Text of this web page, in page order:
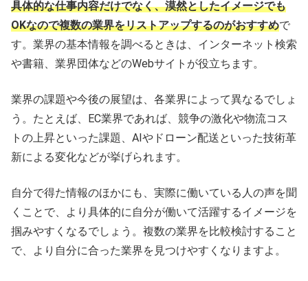
具体的な仕事内容だけでなく、漠然としたイメージでも
OKなので複数の業界をリストアップするのがおすすめで
す。業界の基本情報を調べるときは、インターネット検索
や書籍、業界団体などのWebサイトが役立ちます。
業界の課題や今後の展望は、各業界によって異なるでしょ
う。たとえば、EC業界であれば、競争の激化や物流コス
トの上昇といった課題、AIやドローン配送といった技術革
新による変化などが挙げられます。
自分で得た情報のほかにも、実際に働いている人の声を聞
くことで、より具体的に自分が働いて活躍するイメージを
掴みやすくなるでしょう。複数の業界を比較検討すること
で、より自分に合った業界を見つけやすくなりますよ。